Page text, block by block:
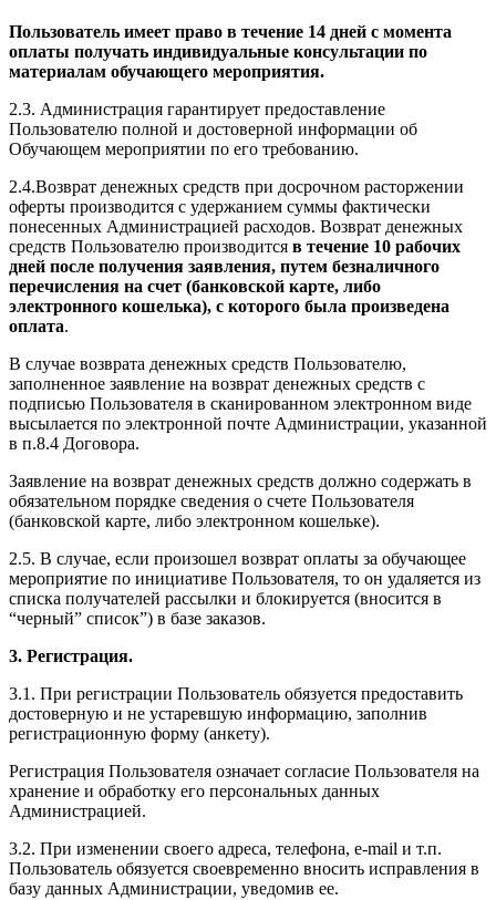
Пользователь имеет право в течение 14 дней с момента
оплаты получать индивидуальные консультации по
материалам обучающего мероприятия.
2.3. Администрация гарантирует предоставление
Пользователю полной и достоверной информации об
Обучающем мероприятии по его требованию.
2.4.Возврат денежных средств при досрочном расторжении
оферты производится с удержанием суммы фактически
понесенных Администрацией расходов. Возврат денежных
средств Пользователю производится в течение 10 рабочих
дней после получения заявления, путем безналичного
перечисления на счет (банковской карте, либо
электронного кошелька), с которого была произведена
оплата.
В случае возврата денежных средств Пользователю,
заполненное заявление на возврат денежных средств с
подписью Пользователя в сканированном электронном виде
высылается по электронной почте Администрации, указанной
в п.8.4 Договора.
Заявление на возврат денежных средств должно содержать в
обязательном порядке сведения о счете Пользователя
(банковской карте, либо электронном кошельке).
2.5. В случае, если произошел возврат оплаты за обучающее
мероприятие по инициативе Пользователя, то он удаляется из
списка получателей рассылки и блокируется (вносится в
“черный” список”) в базе заказов.
3. Регистрация.
3.1. При регистрации Пользователь обязуется предоставить
достоверную и не устаревшую информацию, заполнив
регистрационную форму (анкету).
Регистрация Пользователя означает согласие Пользователя на
хранение и обработку его персональных данных
Администрацией.
3.2. При изменении своего адреса, телефона, e-mail и т.п.
Пользователь обязуется своевременно вносить исправления в
базу данных Администрации, уведомив ее.